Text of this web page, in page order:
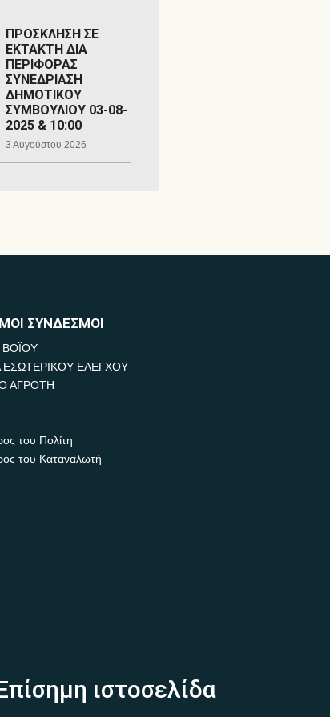
ΠΡΟΣΚΛΗΣΗ ΣΕ
ΕΚΤΑΚΤΗ ΔΙΑ
ΠΕΡΙΦΟΡΑΣ
ΣΥΝΕΔΡΙΑΣΗ
ΔΗΜΟΤΙΚΟΥ
ΣΥΜΒΟΥΛΙΟΥ 03-08-
2025 & 10:00
3 Αυγούστου 2026
ΣΥΝΔΕΣΜΟΙ
ΒΟΪΟΥ
ΕΛΕΓΧΟΥ
ΑΓΡΟΤΗ
του Πολίτη
του Καταναλωτή
ιστοσελίδα